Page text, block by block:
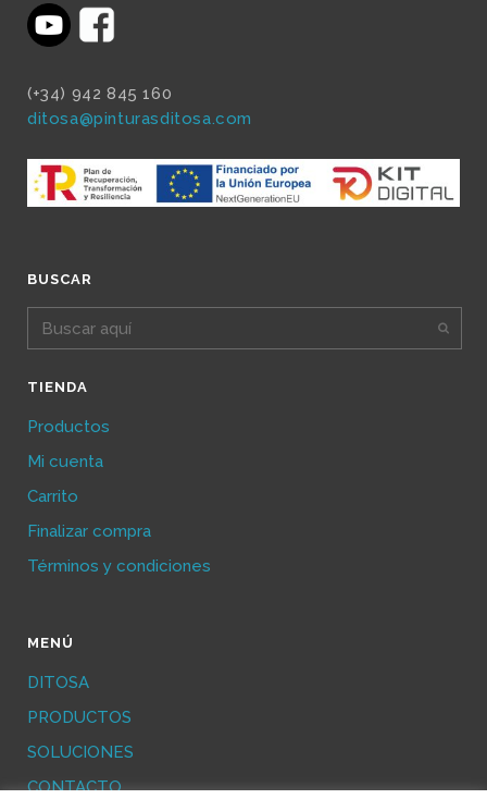
(+34) 942 845 160
ditosa@pinturasditosa.com
BUSCAR
TIENDA
Productos
Mi cuenta
Carrito
Finalizar compra
Términos y condiciones
MENÚ
DITOSA
PRODUCTOS
SOLUCIONES
CONTACTO